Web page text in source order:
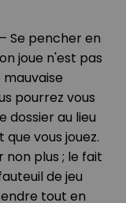
– Se pencher en
joue n'est pas
pourrez vous
au lieu
vous jouez.
non plus ; le fait
de jeu
tout en